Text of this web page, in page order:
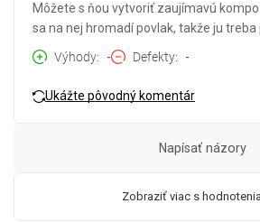
Môžete s ňou vytvoriť zaujímavú
sa na nej hromadí povlak, takže ju
Výhody
- Defekty -
Ukážte pôvodný komentár
Zobraziť viac s
Napísať názory